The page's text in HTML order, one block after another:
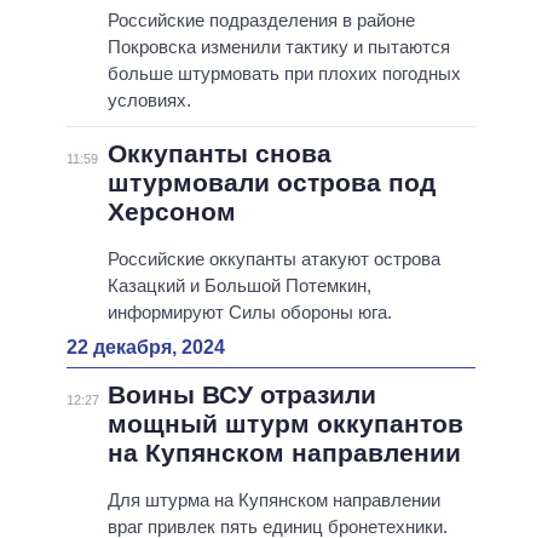
Российские подразделения в районе
Покровска изменили тактику и пытаются
больше штурмовать при плохих погодных
условиях.
11:59
Оккупанты снова
штурмовали острова под
Херсоном
Российские оккупанты атакуют острова
Казацкий и Большой Потемкин,
информируют Силы обороны юга.
22 декабря, 2024
12:27
Воины ВСУ отразили
мощный штурм оккупантов
на Купянском направлении
Для штурма на Купянском направлении
враг привлек пять единиц бронетехники.